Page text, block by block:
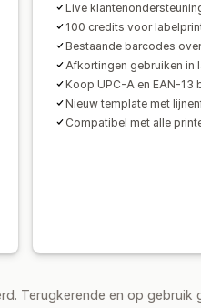
Live
100 credits voor
Bestaande barcodes
Afkortingen gebruiken in
Koop UPC-A en EAN-13
Nieuw template met
Compatibel met alle
Terugkerende en op